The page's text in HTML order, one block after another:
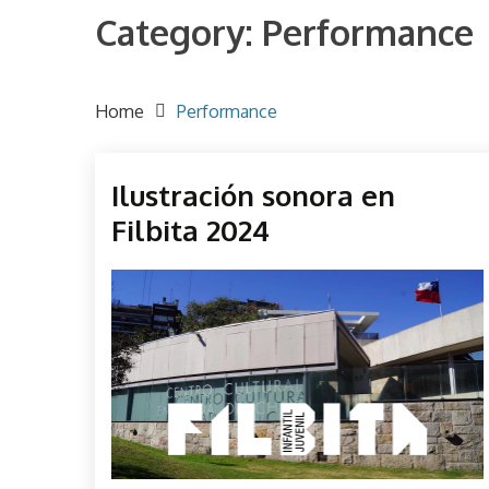
Category: Performance
Home Performance
Evento
Filbita
Performance
Perfos
Sonido
Sound
Taller
Ilustración sonora en
Filbita 2024
October
31,
2024
parselis